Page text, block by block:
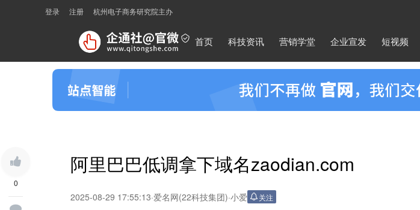
登录 注册 杭州电子商务研究院主办
首页 科技资讯 营销学堂 企业宣发 短视频
0
阿里巴巴低调拿下域名zaodian.com
2025-08-29 17:55:13·爱名网(22科技集团)·小爱 关注